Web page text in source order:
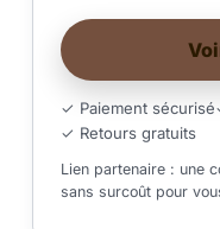
✓ Paiement sécurisé
✓ Retours gratuits
Lien partenaire : une
sans surcoût pour